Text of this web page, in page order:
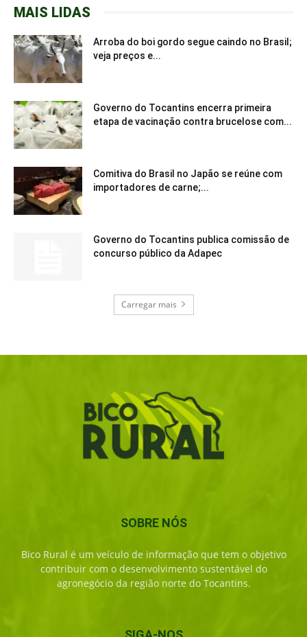
MAIS LIDAS
Arroba do boi gordo segue caindo no Brasil;
veja preços e...
Governo do Tocantins encerra primeira
etapa de vacinação contra brucelose com...
Comitiva do Brasil no Japão se reúne com
importadores de carne;...
Governo do Tocantins publica comissão de
concurso público da Adapec
Carregar mais
SOBRE NÓS
Bico Rural é um veículo de informação que tem o objetivo
contribuir com o desenvolvimento sustentável do
agronegócio da região norte do Tocantins.